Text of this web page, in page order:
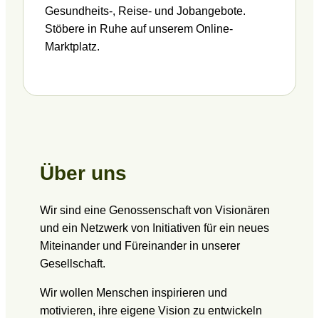
Gesundheits-, Reise- und Jobangebote.
Stöbere in Ruhe auf unserem Online-
Marktplatz.
Über uns
Wir sind eine Genossenschaft von Visionären
und ein Netzwerk von Initiativen für ein neues
Miteinander und Füreinander in unserer
Gesellschaft.
Wir wollen Menschen inspirieren und
motivieren, ihre eigene Vision zu entwickeln